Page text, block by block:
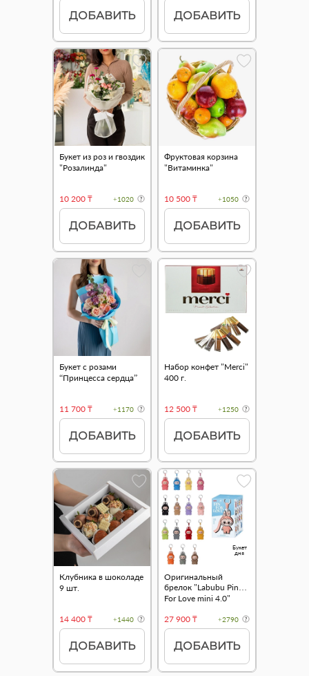
ДОБАВИТЬ ДОБАВИТЬ
Букет из роз и гвоздик
"Розалинда"
10 200 ₸ +1020
ДОБАВИТЬ
Фруктовая корзина
"Витаминка"
10 500 ₸ +1050
ДОБАВИТЬ
Букет с розами
“Принцесса сердца”
11 700 ₸ +1170
ДОБАВИТЬ
Набор конфет "Merci"
400 г.
12 500 ₸ +1250
ДОБАВИТЬ
Клубника в шоколаде
9 шт.
14 400 ₸ +1440
ДОБАВИТЬ
Букет
дня
Оригинальный
брелок "Labubu Pin
For Love mini 4.0"
27 900 ₸
+2790
ДОБАВИТЬ